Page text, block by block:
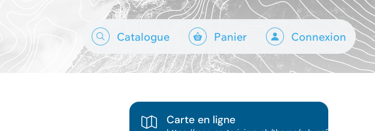
Catalogue Panier Connexion
Carte en ligne